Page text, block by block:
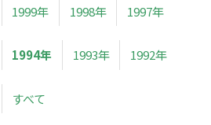
1999年 1998年 1997年
1994年 1993年 1992年
すべて